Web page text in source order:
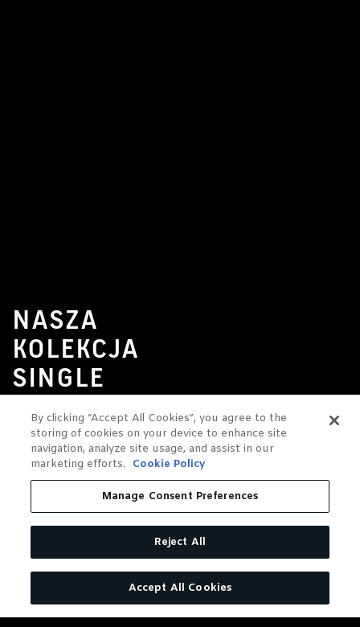
NASZA
KOLEKCJA
SINGLE
BARREL
By clicking “Accept All Cookies”, you agree to the
storing of cookies on your device to enhance site
navigation, analyze site usage, and assist in our
marketing efforts.
Cookie Policy
Manage Consent Preferences
Reject All
Accept All Cookies